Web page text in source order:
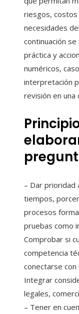
riesgos, costos
necesidades
continuación
práctica y
numéricos,
interpretación
revisión en una
– Dar prioridad
tiempos,
procesos
pruebas como
Comprobar si
competencia
conectarse
Integrar
legales,
– Tener en